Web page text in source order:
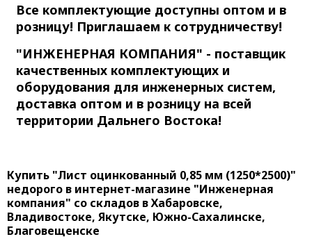
Все комплектующие доступны оптом и в
розницу! Приглашаем к сотрудничеству!
"ИНЖЕНЕРНАЯ КОМПАНИЯ" - поставщик
качественных комплектующих и
оборудования для инженерных систем,
доставка оптом и в розницу на всей
территории Дальнего Востока!
Купить "Лист оцинкованный 0,85 мм (1250*2500)"
недорого в интернет-магазине "Инженерная
компания" со складов в Хабаровске,
Владивостоке, Якутске, Южно-Сахалинске,
Благовещенске